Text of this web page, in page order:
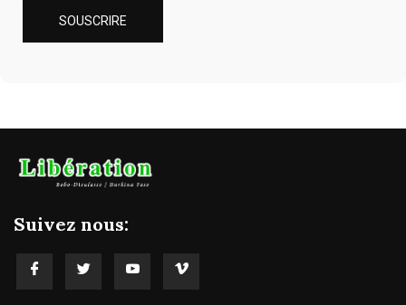
Suivez nous: